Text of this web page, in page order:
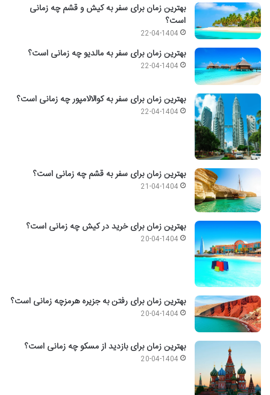
بهترین زمان برای سفر به کیش و قشم چه زمانی
است؟
22-04-1404
بهترین زمان برای سفر به مالدیو چه زمانی است؟
22-04-1404
بهترین زمان برای سفر به کوالالامپور چه زمانی است؟
22-04-1404
بهترین زمان برای سفر به قشم چه زمانی است؟
21-04-1404
بهترین زمان برای خرید در کیش چه زمانی است؟
20-04-1404
بهترین زمان برای رفتن به جزیره هرمزچه زمانی است؟
20-04-1404
بهترین زمان برای بازدید از مسکو چه زمانی است؟
20-04-1404